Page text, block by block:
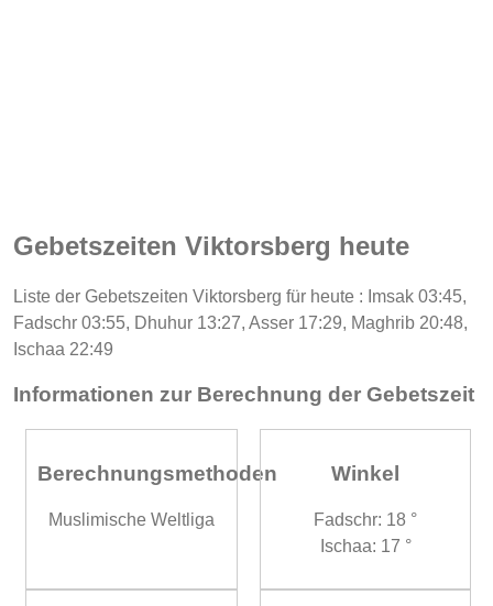
Gebetszeiten Viktorsberg heute
Liste der Gebetszeiten Viktorsberg für heute : Imsak 03:45,
Fadschr 03:55, Dhuhur 13:27, Asser 17:29, Maghrib 20:48,
Ischaa 22:49
Informationen zur Berechnung der Gebetszeit
Berechnungsmethoden
Muslimische Weltliga
Winkel
Fadschr: 18 °
Ischaa: 17 °